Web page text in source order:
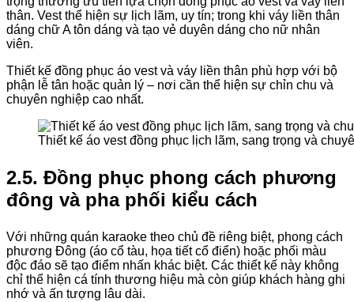
thân. Vest thể hiện sự lịch lãm, uy tín; trong khi váy liền thân
dáng chữ A tôn dáng và tạo vẻ duyên dáng cho nữ nhân
viên.
Thiết kế đồng phục áo vest và váy liền thân phù hợp với bộ
phận lễ tân hoặc quản lý – nơi cần thể hiện sự chỉn chu và
chuyên nghiệp cao nhất.
Thiết kế áo vest đồng phục lịch lãm, sang trọng và
2.5. Đồng phục phong cách phương
đông và pha phối kiểu cách
Với những quán karaoke theo chủ đề riêng biệt, phong cách
phương Đông (áo cổ tàu, họa tiết cổ điển) hoặc phối màu
độc đáo sẽ tạo điểm nhấn khác biệt. Các thiết kế này không
chỉ thể hiện cá tính thương hiệu mà còn giúp khách hàng ghi
nhớ và ấn tượng lâu dài.